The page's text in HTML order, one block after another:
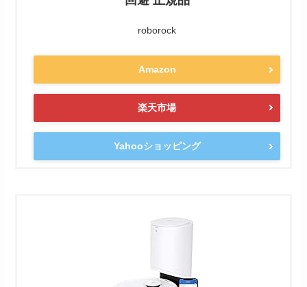
roborock
Amazon
楽天市場
Yahooショッピング